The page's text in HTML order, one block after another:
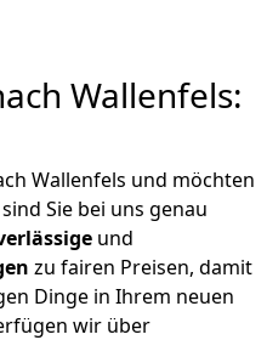
Wallenfels:
Wallenfels und möchten
Sie bei uns genau
und
zu fairen Preisen, damit
Dinge in Ihrem neuen
wir über